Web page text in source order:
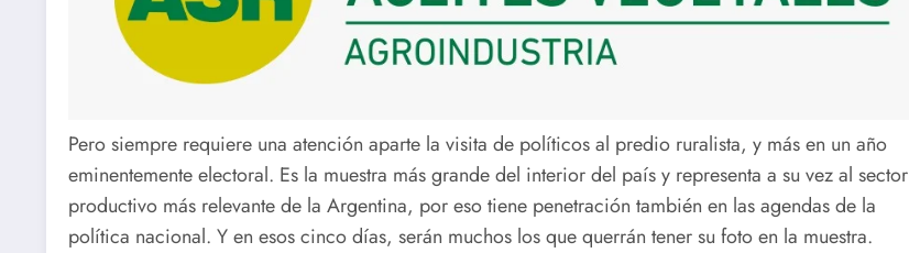
Pero siempre requiere una atención aparte la visita de políticos al predio ruralista, y más en un año
eminentemente electoral. Es la muestra más grande del interior del país y representa a su vez al sector
productivo más relevante de la Argentina, por eso tiene penetración también en las agendas de la
política nacional. Y en esos cinco días, serán muchos los que querrán tener su foto en la muestra.